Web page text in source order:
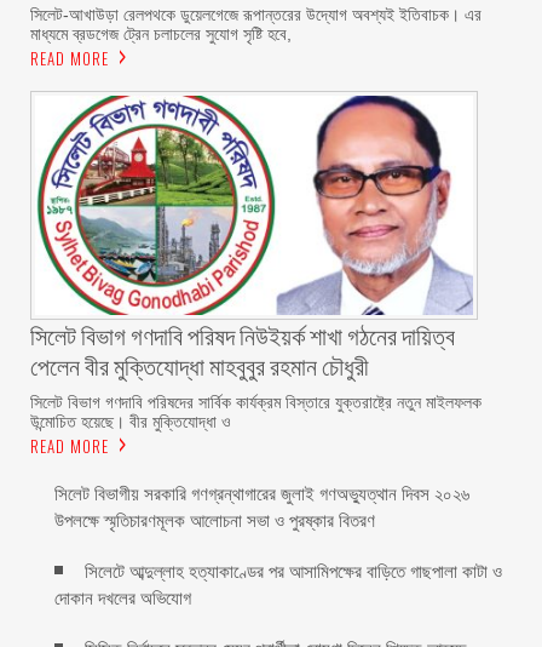
‎​সিলেট-আখাউড়া রেলপথকে ডুয়েলগেজে রূপান্তরের উদ্যোগ অবশ্যই ইতিবাচক। এর
মাধ্যমে ব্রডগেজ ট্রেন চলাচলের সুযোগ সৃষ্টি হবে,
READ MORE
সিলেট বিভাগ গণদাবি পরিষদ নিউইয়র্ক শাখা গঠনের দায়িত্ব
পেলেন বীর মুক্তিযোদ্ধা মাহবুবুর রহমান চৌধুরী ‎ ‎
‎সিলেট বিভাগ গণদাবি পরিষদের সার্বিক কার্যক্রম বিস্তারে যুক্তরাষ্ট্রে নতুন মাইলফলক
উন্মোচিত হয়েছে। বীর মুক্তিযোদ্ধা ও
READ MORE
সিলেট বিভাগীয় সরকারি গণগ্রন্থাগারের জুলাই গণঅভ্যুত্থান দিবস ২০২৬
উপলক্ষে স্মৃতিচারণমূলক আলোচনা সভা ও পুরষ্কার বিতরণ ‎ ‎
সিলেটে আব্দুল্লাহ হত্যাকাণ্ডের পর আসামিপক্ষের বাড়িতে গাছপালা কাটা ও
দোকান দখলের অভিযোগ